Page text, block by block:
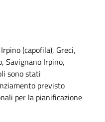
(capofila), Greci,
Savignano Irpino,
sono stati
previsto
per la pianificazione